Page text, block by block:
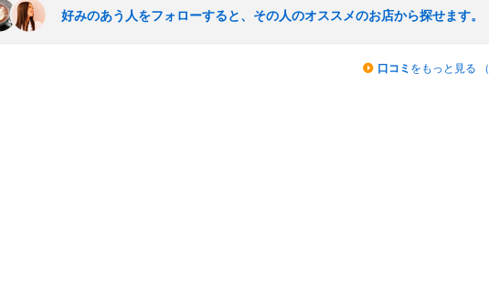
好みのあう人をフォローすると、その人のオススメのお店から探せます。
口コミ をもっと見る （